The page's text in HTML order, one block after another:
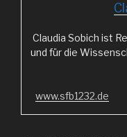
Claudia Sobich ist
und für die
www.sfb1232.de